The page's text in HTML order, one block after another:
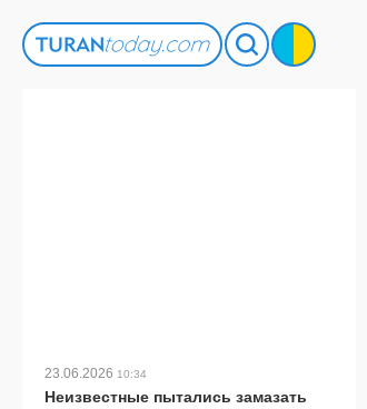
23.06.2026 10:34
Неизвестные пытались замазать